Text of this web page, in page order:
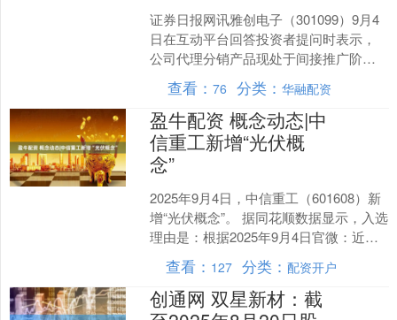
证券日报网讯雅创电子（301099）9月4
日在互动平台回答投资者提问时表示，
公司代理分销产品现处于间接推广阶
段。....
查看：76 分类：华融配资
盈牛配资 概念动态|中
信重工新增“光伏概
念”
2025年9月4日，中信重工（601608）新
增“光伏概念”。 据同花顺数据显示，入选
理由是：根据2025年9月4日官微：近
日，中信重工（北京）新能源材料技术
有....
查看： 127 分类：配资开户
创通网 双星新材：截